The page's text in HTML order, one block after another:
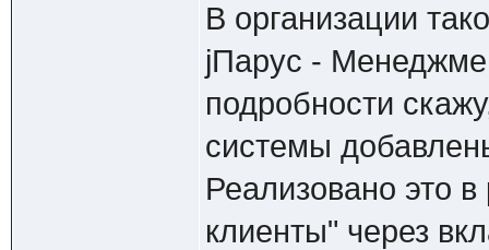
В организации
jПарус -
подробности
системы
Реализовано это
клиенты" через